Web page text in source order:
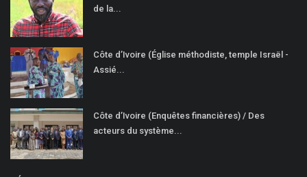
de la...
Côte d’Ivoire (Église méthodiste, temple Israël -
Assié...
Côte d’Ivoire (Enquêtes financières) / Des
acteurs du système...